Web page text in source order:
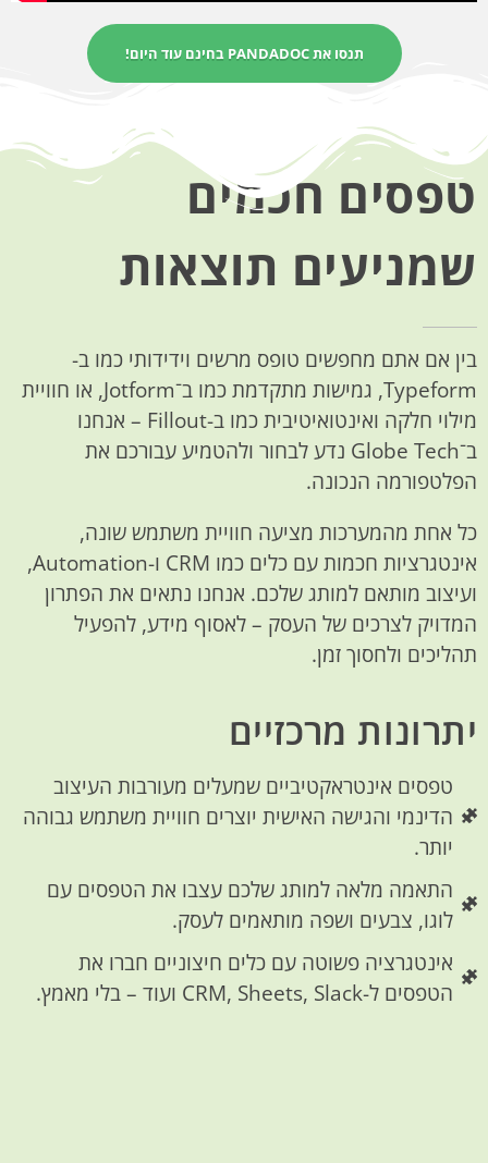
תנסו את PANDADOC בחינם עוד היום!
טפסים חכמים
שמניעים תוצאות
בין אם אתם מחפשים טופס מרשים וידידותי כמו ב-
Typeform, גמישות מתקדמת כמו ב־Jotform, או חוויית
מילוי חלקה ואינטואיטיבית כמו ב-Fillout – אנחנו
ב־Globe Tech נדע לבחור ולהטמיע עבורכם את
הפלטפורמה הנכונה.
כל אחת מהמערכות מציעה חוויית משתמש שונה,
אינטגרציות חכמות עם כלים כמו CRM ו-Automation,
ועיצוב מותאם למותג שלכם. אנחנו נתאים את הפתרון
המדויק לצרכים של העסק – לאסוף מידע, להפעיל
תהליכים ולחסוך זמן.
יתרונות מרכזיים
טפסים אינטראקטיביים שמעלים מעורבות העיצוב
הדינמי והגישה האישית יוצרים חוויית משתמש גבוהה
יותר.
התאמה מלאה למותג שלכם עצבו את הטפסים עם
לוגו, צבעים ושפה מותאמים לעסק.
אינטגרציה פשוטה עם כלים חיצוניים חברו את
הטפסים ל-CRM, Sheets, Slack ועוד – בלי מאמץ.